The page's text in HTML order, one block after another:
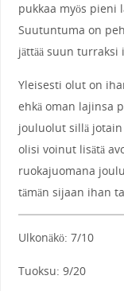
pukkaa myös pieni
Suutuntuma on
jättää suun turraksi
Yleisesti olut on
ehkä oman lajinsa
jouluolut sillä
olisi voinut lisätä
ruokajuomana
tämän sijaan ihan
Ulkonäkö: 7/10
Tuoksu: 9/20